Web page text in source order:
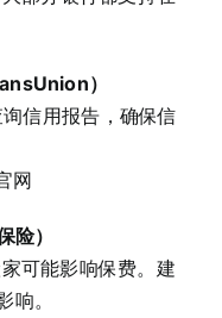
）
信用报告，确保信
网
险）
可能影响保费。建
响。